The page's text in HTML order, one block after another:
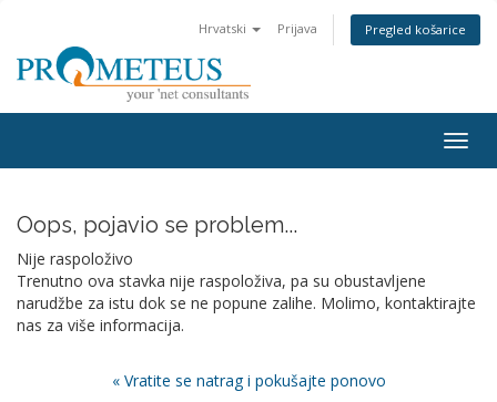
Hrvatski Prijava Pregled košarice
Oops, pojavio se problem...
Nije raspoloživo
Trenutno ova stavka nije raspoloživa, pa su obustavljene
narudžbe za istu dok se ne popune zalihe. Molimo, kontaktirajte
nas za više informacija.
« Vratite se natrag i pokušajte ponovo